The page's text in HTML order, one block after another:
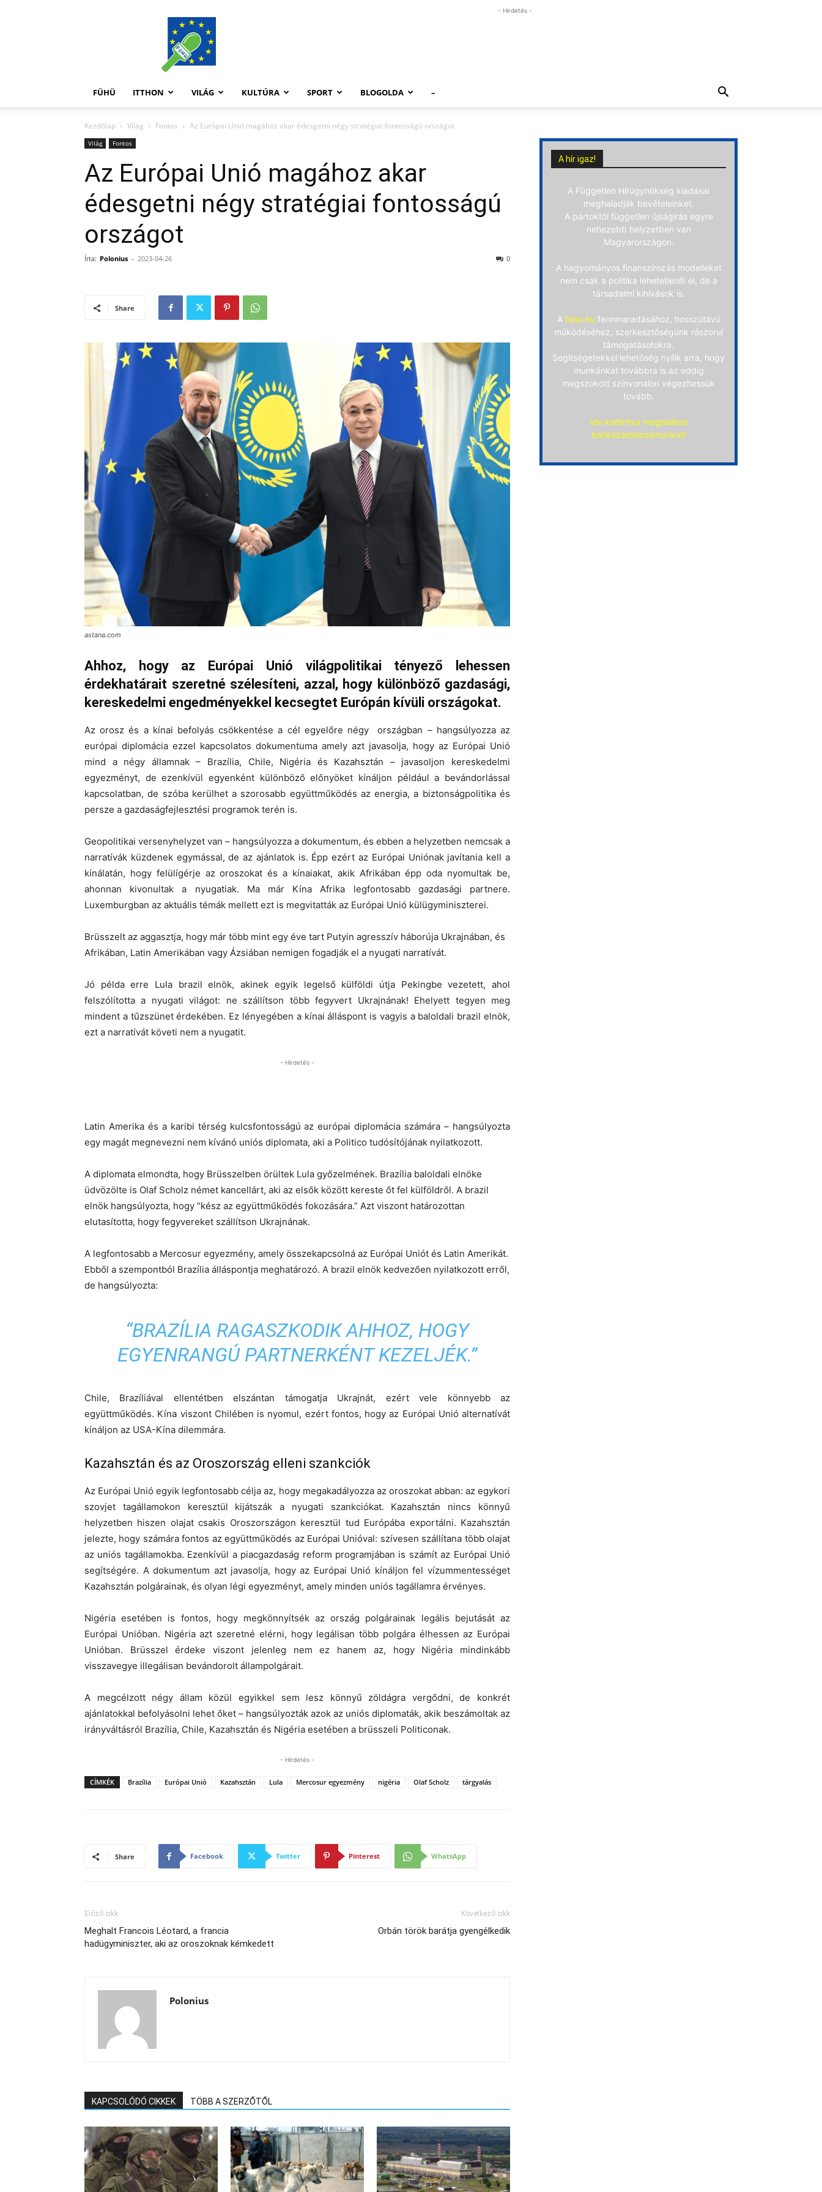
FüHü
- Hirdetés -
FÜHÜ ITTHON VILÁG KULTÚRA SPORT BLOGOLDA –
Kezdőlap Világ Fontos Az Európai Unió magához akar édesgetni négy stratégiai fontosságú országot
Világ Fontos
Az Európai Unió magához akar
édesgetni négy stratégiai fontosságú
országot
Írta: Polonius - 2023-04-26 0
Share
astana.com
Ahhoz, hogy az Európai Unió világpolitikai tényező lehessen
érdekhatárait szeretné szélesíteni, azzal, hogy különböző gazdasági,
kereskedelmi engedményekkel kecsegtet Európán kívüli országokat.
Az orosz és a kínai befolyás csökkentése a cél egyelőre négy országban – hangsúlyozza az
európai diplomácia ezzel kapcsolatos dokumentuma amely azt javasolja, hogy az Európai Unió
mind a négy államnak – Brazília, Chile, Nigéria és Kazahsztán – javasoljon kereskedelmi
egyezményt, de ezenkívül egyenként különböző előnyöket kínáljon például a bevándorlással
kapcsolatban, de szóba kerülhet a szorosabb együttműködés az energia, a biztonságpolitika és
persze a gazdaságfejlesztési programok terén is.
Geopolitikai versenyhelyzet van – hangsúlyozza a dokumentum, és ebben a helyzetben nemcsak a
narratívák küzdenek egymással, de az ajánlatok is. Épp ezért az Európai Uniónak javítania kell a
kínálatán, hogy felülígérje az oroszokat és a kínaiakat, akik Afrikában épp oda nyomultak be,
ahonnan kivonultak a nyugatiak. Ma már Kína Afrika legfontosabb gazdasági partnere.
Luxemburgban az aktuális témák mellett ezt is megvitatták az Európai Unió külügyminiszterei.
Brüsszelt az aggasztja, hogy már több mint egy éve tart Putyin agresszív háborúja Ukrajnában, és
Afrikában, Latin Amerikában vagy Ázsiában nemigen fogadják el a nyugati narratívát.
Jó példa erre Lula brazil elnök, akinek egyik legelső külföldi útja Pekingbe vezetett, ahol
felszólította a nyugati világot: ne szállítson több fegyvert Ukrajnának! Ehelyett tegyen meg
mindent a tűzszünet érdekében. Ez lényegében a kínai álláspont is vagyis a baloldali brazil elnök,
ezt a narratívát követi nem a nyugatit.
- Hirdetés -
Latin Amerika és a karibi térség kulcsfontosságú az európai diplomácia számára – hangsúlyozta
egy magát megnevezni nem kívánó uniós diplomata, aki a Politico tudósítójának nyilatkozott.
A diplomata elmondta, hogy Brüsszelben örültek Lula győzelmének. Brazília baloldali elnöke
üdvözölte is Olaf Scholz német kancellárt, aki az elsők között kereste őt fel külföldről. A brazil
elnök hangsúlyozta, hogy “kész az együttműködés fokozására.” Azt viszont határozottan
elutasította, hogy fegyvereket szállítson Ukrajnának.
A legfontosabb a Mercosur egyezmény, amely összekapcsolná az Európai Uniót és Latin Amerikát.
Ebből a szempontból Brazília álláspontja meghatározó. A brazil elnök kedvezően nyilatkozott erről,
de hangsúlyozta:
“BRAZÍLIA RAGASZKODIK AHHOZ, HOGY
EGYENRANGÚ PARTNERKÉNT KEZELJÉK.”
Chile, Brazíliával ellentétben elszántan támogatja Ukrajnát, ezért vele könnyebb az
együttműködés. Kína viszont Chilében is nyomul, ezért fontos, hogy az Európai Unió alternatívát
kínáljon az USA-Kína dilemmára.
Kazahsztán és az Oroszország elleni szankciók
Az Európai Unió egyik legfontosabb célja az, hogy megakadályozza az oroszokat abban: az egykori
szovjet tagállamokon keresztül kijátszák a nyugati szankciókat. Kazahsztán nincs könnyű
helyzetben hiszen olajat csakis Oroszországon keresztül tud Európába exportálni. Kazahsztán
jelezte, hogy számára fontos az együttműködés az Európai Unióval: szívesen szállítana több olajat
az uniós tagállamokba. Ezenkívül a piacgazdaság reform programjában is számít az Európai Unió
segítségére. A dokumentum azt javasolja, hogy az Európai Unió kínáljon fel vízummentességet
Kazahsztán polgárainak, és olyan légi egyezményt, amely minden uniós tagállamra érvényes.
Nigéria esetében is fontos, hogy megkönnyítsék az ország polgárainak legális bejutását az
Európai Unióban. Nigéria azt szeretné elérni, hogy legálisan több polgára élhessen az Európai
Unióban. Brüsszel érdeke viszont jelenleg nem ez hanem az, hogy Nigéria mindinkább
visszavegye illegálisan bevándorolt állampolgárait.
A megcélzott négy állam közül egyikkel sem lesz könnyű zöldágra vergődni, de konkrét
ajánlatokkal befolyásolni lehet őket – hangsúlyozták azok az uniós diplomaták, akik beszámoltak az
irányváltásról Brazília, Chile, Kazahsztán és Nigéria esetében a brüsszeli Politiconak.
- Hirdetés -
CÍMKÉK Brazília Európai Unió Kazahsztán Lula Mercosur egyezmény nigéria Olaf Scholz tárgyalás
Share Facebook Twitter Pinterest WhatsApp
Előző cikk
Meghalt Francois Léotard, a francia
hadügyminiszter, aki az oroszoknak kémkedett
Következő cikk
Orbán török barátja gyengélkedik
Polonius
KAPCSOLÓDÓ CIKKEK TÖBB A SZERZŐTŐL
A hír igaz!
A Független Hírügynökség kiadásai
meghaladják bevételeinket.
A pártoktól független újságírás egyre
nehezebb helyzetben van
Magyarországon.
A hagyományos finanszírozás modelleket
nem csak a politika lehetetleníti el, de a
társadalmi kihívások is.
A fuhu.hu fennmaradásához, hosszútávú
működéséhez, szerkesztőségünk rászorul
támogatásotokra.
Segítségetekkel lehetőség nyílik arra, hogy
munkánkat továbbra is az eddig
megszokott színvonalon végezhessük
tovább.
Ide kattintva megtalálod
bankszámlaszámunkat!